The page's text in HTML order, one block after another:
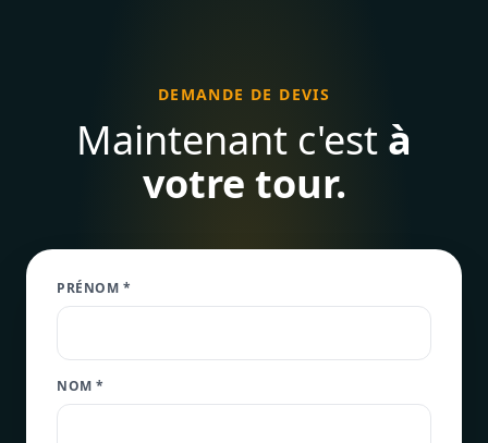
DEMANDE DE DEVIS
Maintenant c'est à
votre tour.
PRÉNOM *
NOM *